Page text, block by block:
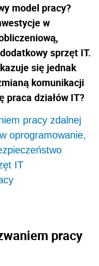
model pracy?
w
sprzęt IT.
się jednak
komunikacji
praca działów IT?
pracy zdalnej
oprogramowanie,
IT
pracy